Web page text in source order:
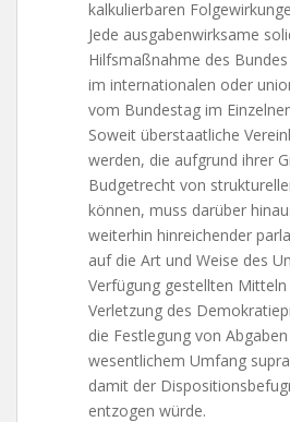
kalkulierbaren
Jede ausgabenwirksame
Hilfsmaßnahme des
im internationalen oder
vom Bundestag im
Soweit überstaatliche
werden, die aufgrund ihrer
Budgetrecht von
können, muss darüber
weiterhin hinreichender
auf die Art und Weise des
Verfügung gestellten Mitteln
Verletzung des
die Festlegung von
wesentlichem Umfang
damit der
entzogen würde.